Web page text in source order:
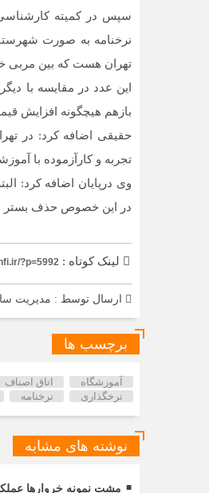
سپس در کمیته
تهران هست که بین مربی
بازهم هیچگونه افزایش
حقیقی اضافه کرد: در
تجربه و کارآزموده با
وی درپایان اضافه کرد:
در این خصوص حذف بستر
لینک کوتاه : ?p=5992
ارسال توسط : مدیریت
برچسب ها
آموزشگاه اتاق اصناف
نرخگذاری
نرخنامه
نوشته های مشابه
مشت نمونه خروارها